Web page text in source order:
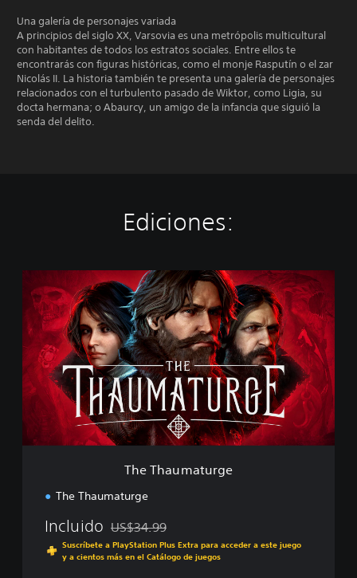
Una galería de personajes variada
A principios del siglo XX, Varsovia es una metrópolis multicultural
con habitantes de todos los estratos sociales. Entre ellos te
encontrarás con figuras históricas, como el monje Rasputín o el zar
Nicolás II. La historia también te presenta una galería de personajes
relacionados con el turbulento pasado de Wiktor, como Ligia, su
docta hermana; o Abaurcy, un amigo de la infancia que siguió la
senda del delito.
Ediciones:
e
a
u
m
a
r
The Thaumaturge
The Thaumaturge
Incluido Rebajado del precio original de US$34.99
US$34.99
Suscríbete a PlayStation Plus Extra para acceder a este juego
y a cientos más en el Catálogo de juegos